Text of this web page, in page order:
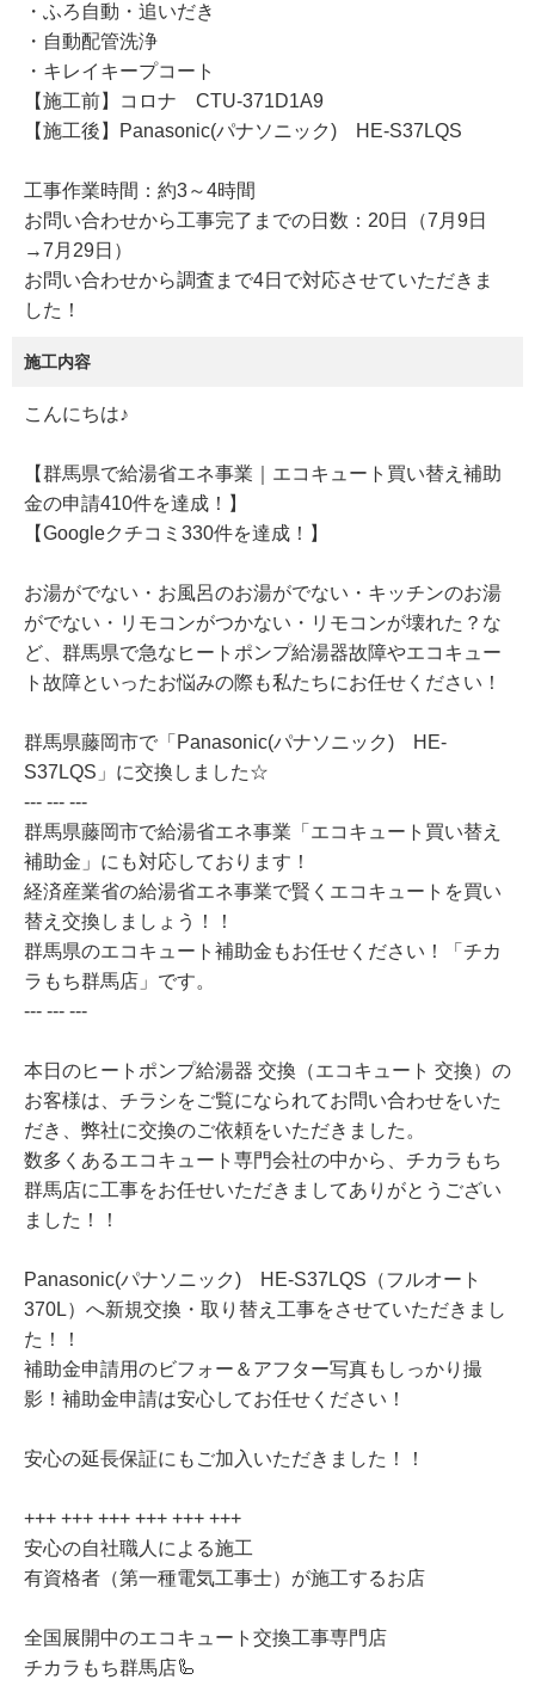
・ふろ自動・追いだき
・自動配管洗浄
・キレイキープコート
【施工前】コロナ CTU-371D1A9
【施工後】Panasonic(パナソニック) HE-S37LQS
工事作業時間：約3～4時間
お問い合わせから工事完了までの日数：20日（7月9日
→7月29日）
お問い合わせから調査まで4日で対応させていただきま
した！
施工内容
こんにちは♪
【群馬県で給湯省エネ事業｜エコキュート買い替え補助
金の申請410件を達成！】
【Googleクチコミ330件を達成！】
お湯がでない・お風呂のお湯がでない・キッチンのお湯
がでない・リモコンがつかない・リモコンが壊れた？な
ど、群馬県で急なヒートポンプ給湯器故障やエコキュー
ト故障といったお悩みの際も私たちにお任せください！
群馬県藤岡市で「Panasonic(パナソニック) HE-
S37LQS」に交換しました☆
--- --- ---
群馬県藤岡市で給湯省エネ事業「エコキュート買い替え
補助金」にも対応しております！
経済産業省の給湯省エネ事業で賢くエコキュートを買い
替え交換しましょう！！
群馬県のエコキュート補助金もお任せください！「チカ
ラもち群馬店」です。
--- --- ---
本日のヒートポンプ給湯器 交換（エコキュート 交換）の
お客様は、チラシをご覧になられてお問い合わせをいた
だき、弊社に交換のご依頼をいただきました。
数多くあるエコキュート専門会社の中から、チカラもち
群馬店に工事をお任せいただきましてありがとうござい
ました！！
Panasonic(パナソニック) HE-S37LQS（フルオート
370L）へ新規交換・取り替え工事をさせていただきまし
た！！
補助金申請用のビフォー＆アフター写真もしっかり撮
影！補助金申請は安心してお任せください！
安心の延長保証にもご加入いただきました！！
+++ +++ +++ +++ +++ +++
安心の自社職人による施工
有資格者（第一種電気工事士）が施工するお店
全国展開中のエコキュート交換工事専門店
チカラもち群馬店🦾